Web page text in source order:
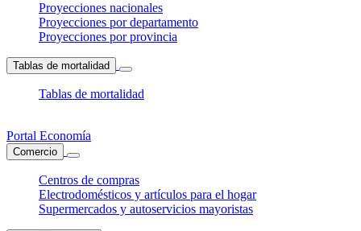
Proyecciones nacionales
Proyecciones por departamento
Proyecciones por provincia
Tablas de mortalidad
Tablas de mortalidad
Portal Economía
Comercio
Centros de compras
Electrodomésticos y artículos para el hogar
Supermercados y autoservicios mayoristas